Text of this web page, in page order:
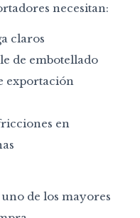
necesitan:
claros
de embotellado
exportación
en
de los mayores